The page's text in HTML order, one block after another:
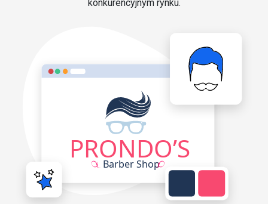
konkurencyjnym rynku.